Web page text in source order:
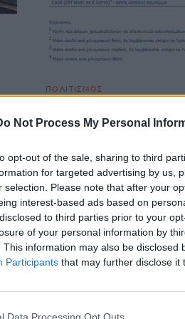
Not Process My Personal
opt-out of the sale, sharing to third
for targeted advertising by us,
selection. Please note that after your
interest-based ads based on
to third parties prior to your
of your personal information by
This information may also be disclosed
Participants that may further disclose it
ΠΟΛΙΤΙΣΜΟΣ
του έργο «Πονάνε
Ο Μάριος Λεβέντης
Ηρακλείου την καλλιτεχνική
συνεχόμενη χρονιά,
Newsroom 29 Ιανουαρίου,